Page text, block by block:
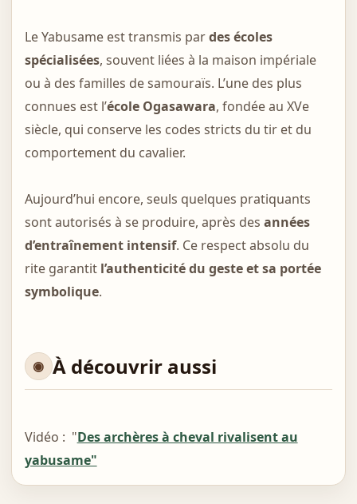
Le Yabusame est transmis pardes écoles
spécialisées, souvent liées à la maison impériale
ou à des familles de samouraïs. L’une des plus
connues est l’école Ogasawara, fondée au XVe
siècle, qui conserve les codes stricts du tir et du
comportement du cavalier.
Aujourd’hui encore, seuls quelques pratiquants
sont autorisés à se produire, après des années
d’entraînement intensif. Ce respect absolu du
rite garantit l’authenticité du geste et sa portée
symbolique.
À découvrir aussi
Vidéo : "Des archères à cheval rivalisent au
yabusame"